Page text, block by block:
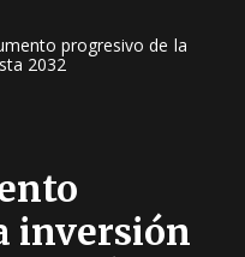
progresivo de la
2032
inversión